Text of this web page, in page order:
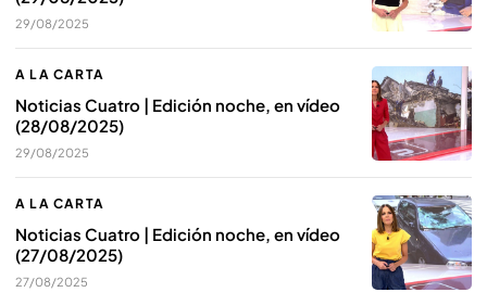
29/08/2025
A LA CARTA
Noticias Cuatro | Edición noche, en vídeo
(28/08/2025)
29/08/2025
A LA CARTA
Noticias Cuatro | Edición noche, en vídeo
(27/08/2025)
27/08/2025